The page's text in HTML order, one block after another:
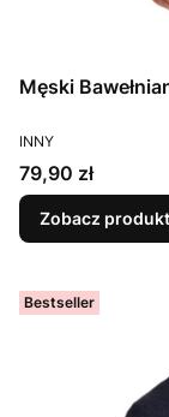
Męski
PRODUCENT
INNY
Cena
79,90 zł
Zobacz produkt
Bestseller